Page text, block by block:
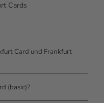
Cards
Card und Frankfurt
(basic)?